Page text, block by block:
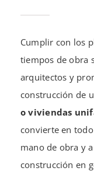
Cumplir con los
tiempos de obra
arquitectos y
construcción de
o viviendas
convierte en
mano de obra y
construcción en